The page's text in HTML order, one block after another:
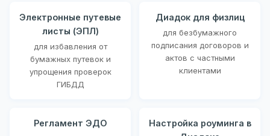
Электронные путевые
листы (ЭПЛ)
для избавления от
бумажных путевок и
упрощения проверок
ГИБДД
Диадок для физлиц
для безбумажного
подписания договоров и
актов с частными
клиентами
Регламент ЭДО
Настройка роуминга в